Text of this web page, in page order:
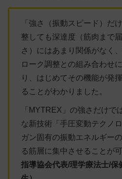
「強さ（振動スピード）だ
整しても深達度（筋肉まで
さ）にはあまり関係がなく
ローク調整との組み合わせ
り、はじめてその機能が発
ることがわかりました。
「MYTREX」の強さだけで
な新技術「手圧変動テクノ
ガン固有の振動エネルギー
る筋層に集中させることが可
指導協会代表/理学療法士/保